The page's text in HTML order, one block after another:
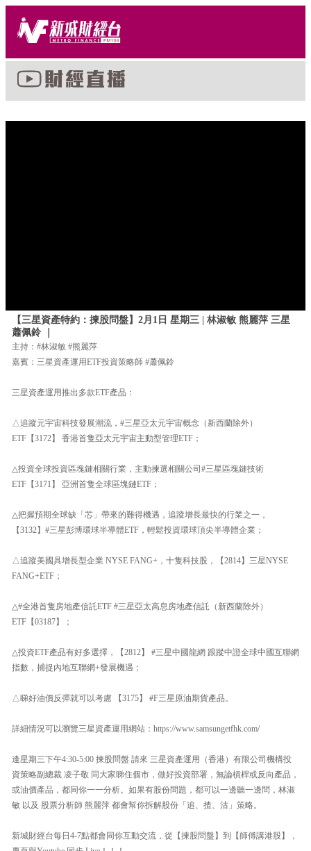
【三星資產特約：揀股問盤】2月1日 星期三 | 林淑敏 熊麗萍 三星
蕭佩鈴 ｜
主持：#林淑敏 #熊麗萍
嘉賓：三星資產運用ETF投資策略師 #蕭佩鈴
三星資產運用推出多款ETF產品：
△追蹤元宇宙科技發展潮流，#三星亞太元宇宙概念（新西蘭除外）
ETF【3172】 香港首隻亞太元宇宙主動型管理ETF；
△投資全球投資區塊鏈相關行業，主動揀選相關公司#三星區塊鏈技術
ETF【3171】 亞洲首隻全球區塊鏈ETF；
△把握預期全球缺「芯」帶來的難得機遇，追蹤增長最快的行業之一，
【3132】#三星彭博環球半導體ETF，輕鬆投資環球頂尖半導體企業；
△追蹤美國具增長型企業 NYSE FANG+，十隻科技股，【2814】三星NYSE
FANG+ETF；
△#全港首隻房地產信託ETF #三星亞太高息房地產信託（新西蘭除外）
ETF【03187】；
△投資ETF產品有好多選擇，【2812】 #三星中國龍網 跟蹤中證全球中國互聯網
指數，捕捉內地互聯網+發展機遇；
△睇好油價反彈就可以考慮 【3175】 #F三星原油期貨產品。
詳細情況可以瀏覽三星資產運用網站：https://www.samsungetfhk.com/
逢星期三下午4:30-5:00 揀股問盤 請來 三星資產運用（香港）有限公司機構投
資策略副總裁 凌子敬 同大家睇住個市，做好投資部署，無論槓桿或反向產品，
或油價產品，都同你一一分析。如果有股份問題，都可以一邊聽一邊問，林淑
敏 以及 股票分析師 熊麗萍 都會幫你拆解股份「追、揸、沽」策略。
新城財經台每日4-7點都會同你互動交流，從【揀股問盤】到【師傅講港股】，